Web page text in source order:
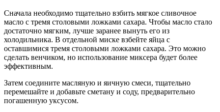
Сначала необходимо тщательно взбить мягкое сливочное
масло с тремя столовыми ложками сахара. Чтобы масло стало
достаточно мягким, лучше заранее вынуть его из
холодильника. В отдельной миске взбейте яйца с
оставшимися тремя столовыми ложками сахара. Это можно
сделать венчиком, но использование миксера будет более
эффективным.
Затем соедините масляную и яичную смеси, тщательно
перемешайте и добавьте сметану и соду, предварительно
погашенную уксусом.